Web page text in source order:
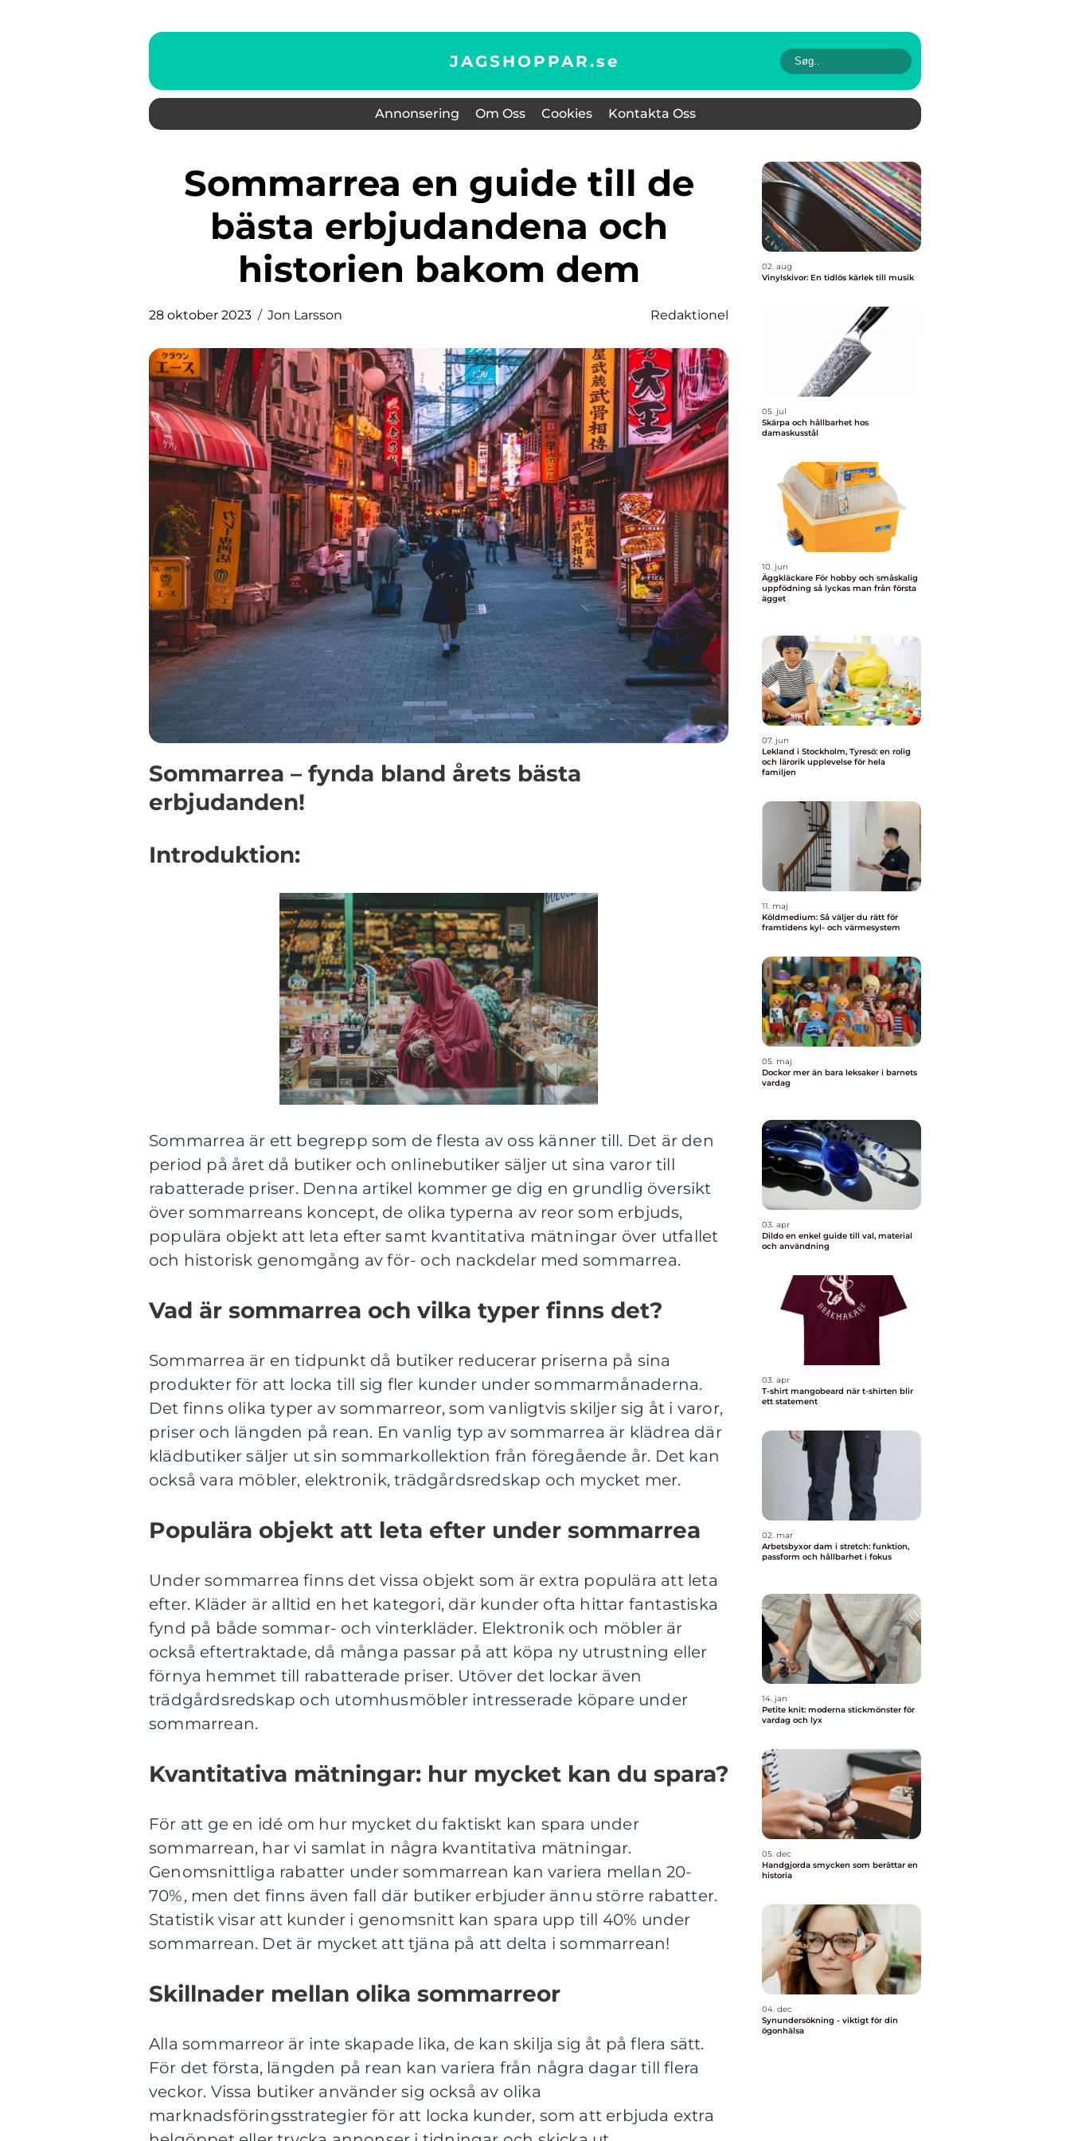
JAGSHOPPAR.se
Annonsering Om Oss Cookies Kontakta Oss
Sommarrea en guide till de
bästa erbjudandena och
historien bakom dem
28 oktober 2023 Jon Larsson Redaktionel
Sommarrea – fynda bland årets bästa
erbjudanden!
Introduktion:
Sommarrea är ett begrepp som de flesta av oss känner till. Det är den
period på året då butiker och onlinebutiker säljer ut sina varor till
rabatterade priser. Denna artikel kommer ge dig en grundlig översikt
över sommarreans koncept, de olika typerna av reor som erbjuds,
populära objekt att leta efter samt kvantitativa mätningar över utfallet
och historisk genomgång av för- och nackdelar med sommarrea.
Vad är sommarrea och vilka typer finns det?
Sommarrea är en tidpunkt då butiker reducerar priserna på sina
produkter för att locka till sig fler kunder under sommarmånaderna.
Det finns olika typer av sommarreor, som vanligtvis skiljer sig åt i varor,
priser och längden på rean. En vanlig typ av sommarrea är klädrea där
klädbutiker säljer ut sin sommarkollektion från föregående år. Det kan
också vara möbler, elektronik, trädgårdsredskap och mycket mer.
Populära objekt att leta efter under sommarrea
Under sommarrea finns det vissa objekt som är extra populära att leta
efter. Kläder är alltid en het kategori, där kunder ofta hittar fantastiska
fynd på både sommar- och vinterkläder. Elektronik och möbler är
också eftertraktade, då många passar på att köpa ny utrustning eller
förnya hemmet till rabatterade priser. Utöver det lockar även
trädgårdsredskap och utomhusmöbler intresserade köpare under
sommarrean.
Kvantitativa mätningar: hur mycket kan du spara?
För att ge en idé om hur mycket du faktiskt kan spara under
sommarrean, har vi samlat in några kvantitativa mätningar.
Genomsnittliga rabatter under sommarrean kan variera mellan 20-
70%, men det finns även fall där butiker erbjuder ännu större rabatter.
Statistik visar att kunder i genomsnitt kan spara upp till 40% under
sommarrean. Det är mycket att tjäna på att delta i sommarrean!
Skillnader mellan olika sommarreor
Alla sommarreor är inte skapade lika, de kan skilja sig åt på flera sätt.
För det första, längden på rean kan variera från några dagar till flera
veckor. Vissa butiker använder sig också av olika
marknadsföringsstrategier för att locka kunder, som att erbjuda extra
02. aug
Vinylskivor: En tidlös kärlek till musik
05. jul
Skärpa och hållbarhet hos
damaskusstål
10. jun
Äggkläckare För hobby och småskalig
uppfödning så lyckas man från första
ägget
07. jun
Lekland i Stockholm, Tyresö: en rolig
och lärorik upplevelse för hela
familjen
11. maj
Köldmedium: Så väljer du rätt för
framtidens kyl- och värmesystem
05. maj
Dockor mer än bara leksaker i barnets
vardag
03. apr
Dildo en enkel guide till val, material
och användning
03. apr
T-shirt mangobeard när t-shirten blir
ett statement
02. mar
Arbetsbyxor dam i stretch: funktion,
passform och hållbarhet i fokus
14. jan
Petite knit: moderna stickmönster för
vardag och lyx
05. dec
Handgjorda smycken som berättar en
historia
04. dec
Synundersökning - viktigt för din
ögonhälsa